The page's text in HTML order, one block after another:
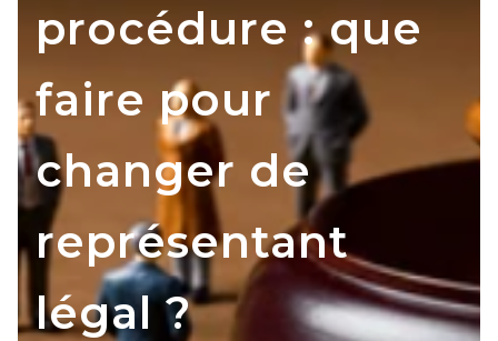
procédure : que
faire pour
changer de
représentant
légal ?